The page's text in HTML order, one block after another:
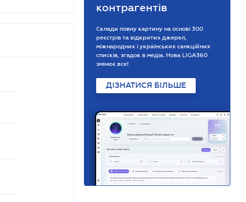
контрагентів
Склади повну картину на основі 300
реєстрів та відкритих джерел,
міжнародних і українських санкційних
списків, згадок в медіа. Нова LIGA360
змінює все!
ДІЗНАТИСЯ БІЛЬШЕ